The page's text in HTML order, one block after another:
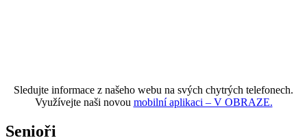
Sledujte informace z našeho webu na svých chytrých telefonech.
Využívejte naši novou mobilní aplikaci – V OBRAZE.
Senioři